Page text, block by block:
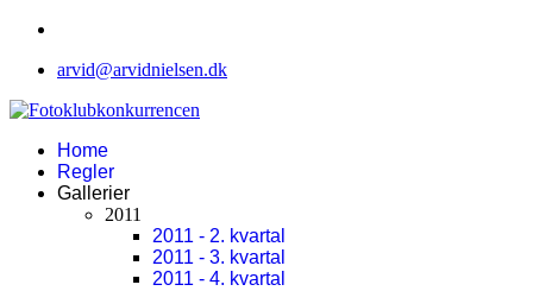
arvid@arvidnielsen.dk
Home
Regler
Gallerier
2011
2011 - 2. kvartal
2011 - 3. kvartal
2011 - 4. kvartal